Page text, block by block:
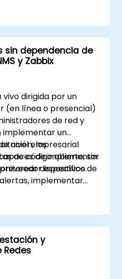
el cifrado de
residencia local de los
socios externos de
sin dependencia de
y Zabbix
dirigida por un
(en línea o presencial)
de red y
implementar un
nivel empresarial
de código abierto, sin
específico.
los
de implementar
dispositivos de
implementar
y